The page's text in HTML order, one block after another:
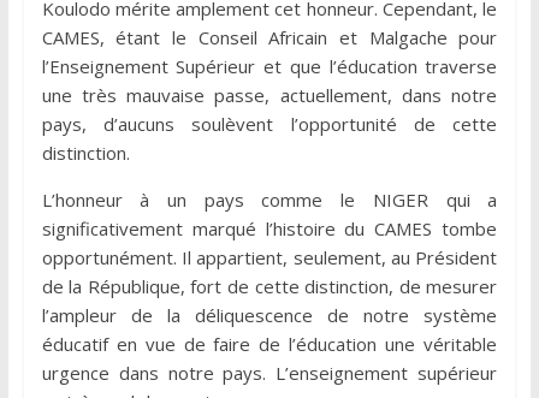
Koulodo mérite amplement cet honneur. Cependant, le
CAMES, étant le Conseil Africain et Malgache pour
l’Enseignement Supérieur et que l’éducation traverse
une très mauvaise passe, actuellement, dans notre
pays, d’aucuns soulèvent l’opportunité de cette
distinction.
L’honneur à un pays comme le NIGER qui a
significativement marqué l’histoire du CAMES tombe
opportunément. Il appartient, seulement, au Président
de la République, fort de cette distinction, de mesurer
l’ampleur de la déliquescence de notre système
éducatif en vue de faire de l’éducation une véritable
urgence dans notre pays. L’enseignement supérieur